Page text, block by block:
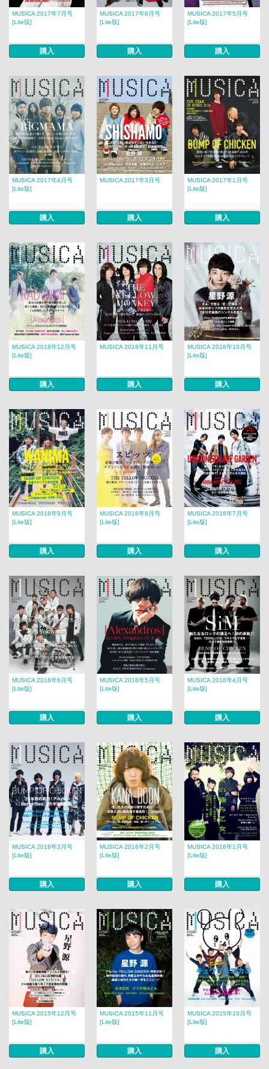
MUSICA 2017年7月号
[Lite版]
購入
MUSICA 2017年6月号
[Lite版]
購入
MUSICA 2017年5月号
[Lite版]
購入
MUSICA 2017年4月号
[Lite版]
購入
MUSICA 2017年3月号
購入
MUSICA 2017年1月号
[Lite版]
購入
MUSICA 2016年12月号
[Lite版]
購入
MUSICA 2016年11月号
購入
MUSICA 2016年10月号
[Lite版]
購入
MUSICA 2016年9月号
[Lite版]
購入
MUSICA 2016年8月号
[Lite版]
購入
MUSICA 2016年7月号
[Lite版]
購入
MUSICA 2016年6月号
[Lite版]
購入
MUSICA 2016年5月号
[Lite版]
購入
MUSICA 2016年4月号
[Lite版]
購入
MUSICA 2016年3月号
[Lite版]
購入
MUSICA 2016年2月号
[Lite版]
購入
MUSICA 2016年1月号
[Lite版]
購入
MUSICA 2015年12月号
[Lite版]
購入
MUSICA 2015年11月号
[Lite版]
購入
MUSICA 2015年10月号
[Lite版]
購入